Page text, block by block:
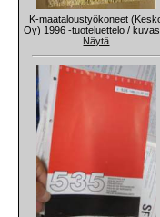
K-maataloustyökoneet
Oy) 1996 -tuoteluettelo /
Näytä